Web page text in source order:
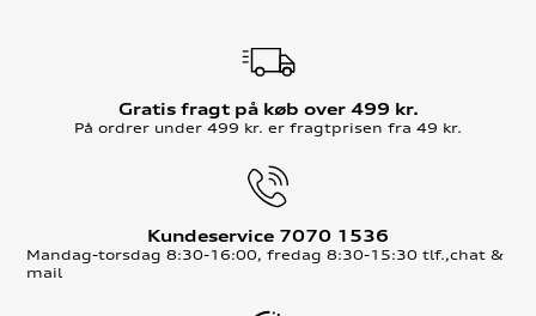
Gratis fragt på køb over 499 kr.
På ordrer under 499 kr. er fragtprisen fra 49 kr.
Kundeservice 7070 1536
Mandag-torsdag 8:30-16:00, fredag 8:30-15:30 tlf.,chat &
mail